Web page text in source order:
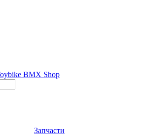
Запчасти